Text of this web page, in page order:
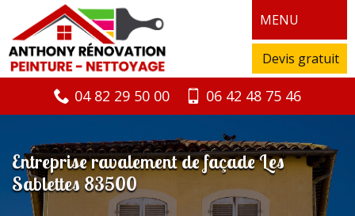
MENU
Devis gratuit
04 82 29 50 00 06 42 48 75 46
Entreprise ravalement de façade Les
Sablettes 83500